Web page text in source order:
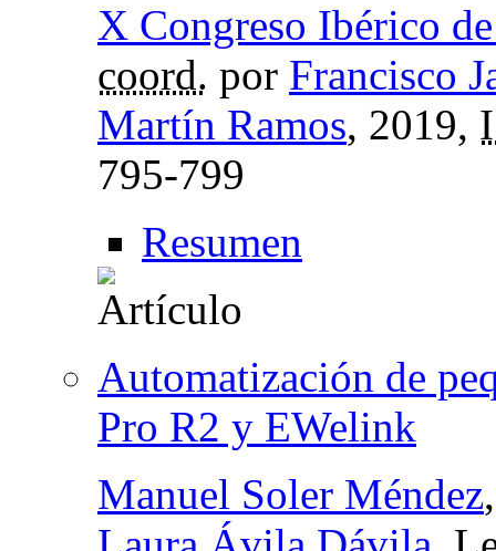
X Congreso Ibérico
coord. por Francisco
Martín Ramos, 2019,
795-799
Resumen
Automatización de
Pro R2 y EWelink
Manuel Soler Méndez